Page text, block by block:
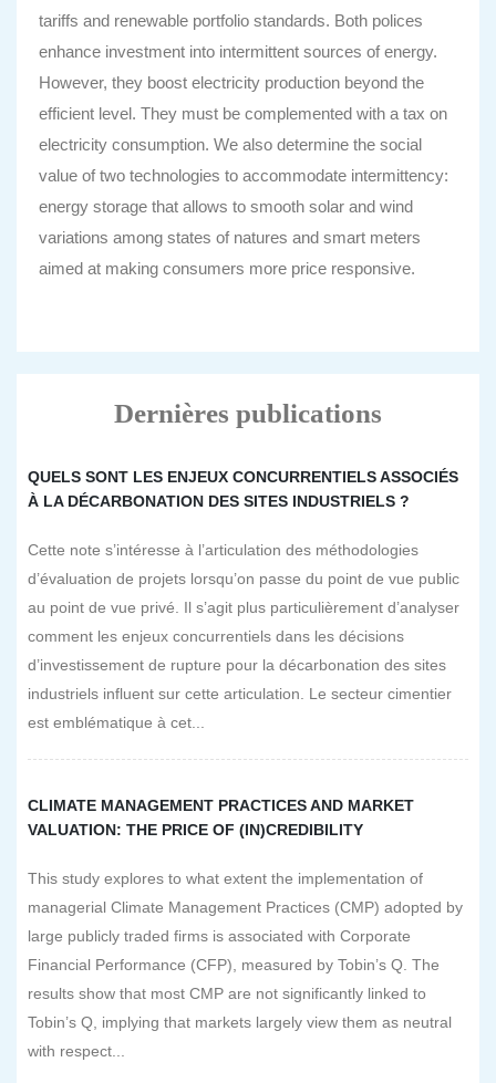
tariffs and renewable portfolio standards. Both polices
enhance investment into intermittent sources of energy.
However, they boost electricity production beyond the
efficient level. They must be complemented with a tax on
electricity consumption. We also determine the social
value of two technologies to accommodate intermittency:
energy storage that allows to smooth solar and wind
variations among states of natures and smart meters
aimed at making consumers more price responsive.
Dernières publications
QUELS SONT LES ENJEUX CONCURRENTIELS ASSOCIÉS
À LA DÉCARBONATION DES SITES INDUSTRIELS ?
Cette note s’intéresse à l’articulation des méthodologies
d’évaluation de projets lorsqu’on passe du point de vue public
au point de vue privé. Il s’agit plus particulièrement d’analyser
comment les enjeux concurrentiels dans les décisions
d’investissement de rupture pour la décarbonation des sites
industriels influent sur cette articulation. Le secteur cimentier
est emblématique à cet...
CLIMATE MANAGEMENT PRACTICES AND MARKET
VALUATION: THE PRICE OF (IN)CREDIBILITY
This study explores to what extent the implementation of
managerial Climate Management Practices (CMP) adopted by
large publicly traded firms is associated with Corporate
Financial Performance (CFP), measured by Tobin’s Q. The
results show that most CMP are not significantly linked to
Tobin’s Q, implying that markets largely view them as neutral
with respect...